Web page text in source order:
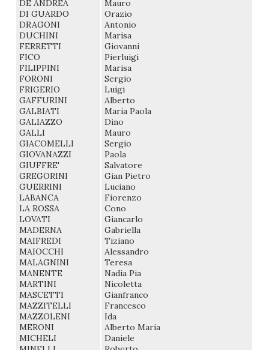
DE ANDREA
DI GUARDO
DRAGONI
DUCHINI
FERRETTI
FICO
FILIPPINI
FORONI
FRIGERIO
GAFFURINI
GALBIATI
GALIAZZO
GALLI
GIACOMELLI
GIOVANAZZI
GIUFFRE'
GREGORINI
GUERRINI
LABANCA
LA ROSSA
LOVATI
MADERNA
MAIFREDI
MAIOCCHI
MALAGNINI
MANENTE
MARTINI
MASCETTI
MAZZITELLI
MAZZOLENI
MERONI
MICHELI
Mauro
Orazio
Antonio
Marisa
Giovanni
Pierluigi
Marisa
Sergio
Luigi
Alberto
Maria Paola
Dino
Mauro
Sergio
Paola
Salvatore
Gian Pietro
Luciano
Fiorenzo
Cono
Giancarlo
Gabriella
Tiziano
Alessandro
Teresa
Nadia Pia
Nicoletta
Gianfranco
Francesco
Ida
Alberto Maria
Daniele